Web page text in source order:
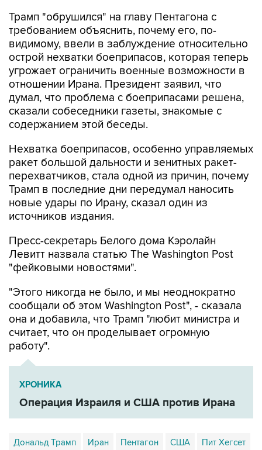
Трамп "обрушился" на главу Пентагона с
требованием объяснить, почему его, по-
видимому, ввели в заблуждение относительно
острой нехватки боеприпасов, которая теперь
угрожает ограничить военные возможности в
отношении Ирана. Президент заявил, что
думал, что проблема с боеприпасами решена,
сказали собеседники газеты, знакомые с
содержанием этой беседы.
Нехватка боеприпасов, особенно управляемых
ракет большой дальности и зенитных ракет-
перехватчиков, стала одной из причин, почему
Трамп в последние дни передумал наносить
новые удары по Ирану, сказал один из
источников издания.
Пресс-секретарь Белого дома Кэролайн
Левитт назвала статью The Washington Post
"фейковыми новостями".
"Этого никогда не было, и мы неоднократно
сообщали об этом Washington Post", - сказала
она и добавила, что Трамп "любит министра и
считает, что он проделывает огромную
работу".
ХРОНИКА
Операция Израиля и США против Ирана
Дональд Трамп Иран Пентагон США Пит Хегсет